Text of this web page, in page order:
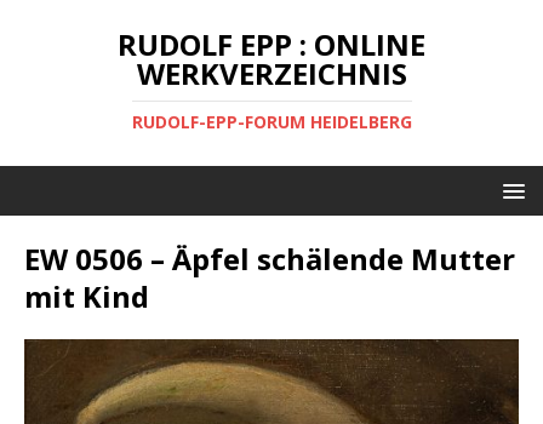
RUDOLF EPP : ONLINE
WERKVERZEICHNIS
RUDOLF-EPP-FORUM HEIDELBERG
EW 0506 – Äpfel schälende Mutter
mit Kind